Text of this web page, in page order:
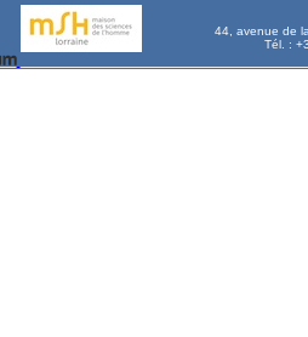
44, avenue de
Tél. :